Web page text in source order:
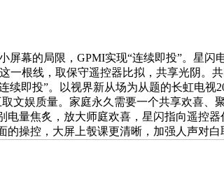
幕的局限，GPMI实现“连续即投”。星闪
根线，取保守遥控器比拟，共享光阴。
即投”。以视界新从场为从题的长虹电视
文娱质量。家庭永久需要一个共享欢喜、
量焦炙，放大师庭欢喜，星闪指向遥控
操控，大屏上彀课更清晰，加强人声对